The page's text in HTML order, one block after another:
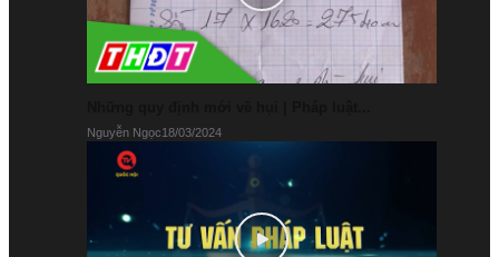
Nguyễn Ngọc18/03/2024